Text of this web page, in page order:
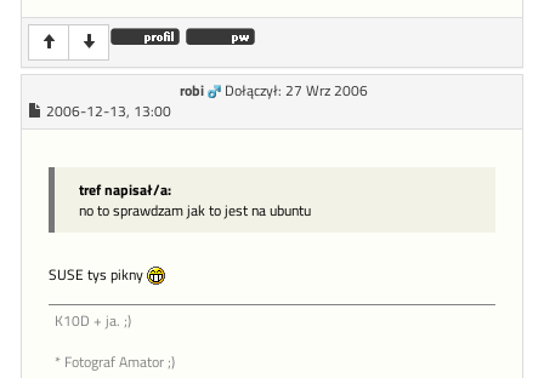
robi
Dołączył: 27 Wrz 2006
2006-12-13, 13:00
tref napisał/a:
no to sprawdzam jak to jest na ubuntu
SUSE tys pikny
K10D + ja. ;)
* Fotograf Amator ;)